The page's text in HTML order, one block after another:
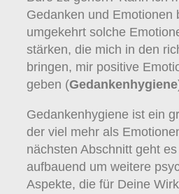
Gedanken und Emotionen
umgekehrt solche
stärken, die mich in den
bringen, mir positive
geben (Gedankenhygiene
Gedankenhygiene ist ein
der viel mehr als
nächsten Abschnitt geht
aufbauend um weitere
Aspekte, die für Deine